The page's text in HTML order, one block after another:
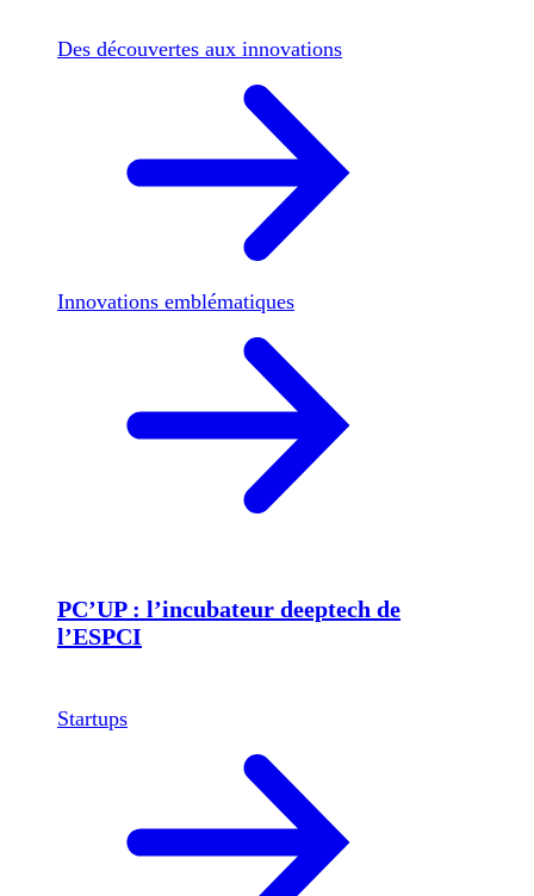
Des découvertes aux innovations
Innovations emblématiques
PC’UP : l’incubateur deeptech de
l’ESPCI
Startups